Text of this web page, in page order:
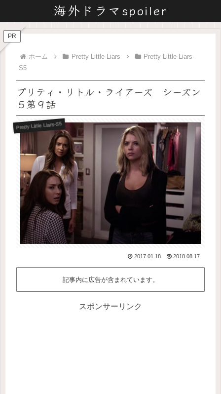
海外ドラマspoiler
PR
ホーム Pretty Little Liars
Pretty Little Liars-
S5
プリティ・リトル・ライアーズ シーズン
５第９話
Pretty Little Liars-S5
2017.01.18 2018.08.17
記事内に広告が含まれています。
スポンサーリンク